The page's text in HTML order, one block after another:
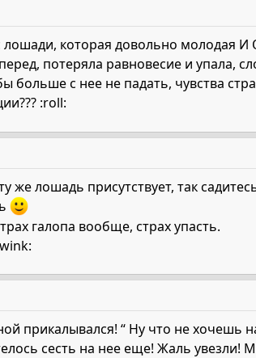
лошади, которая довольно молодая
потеряла равновесие и упала,
больше с нее не падать, чувства
:roll:
же лошадь присутствует, так
галопа вообще, страх упасть.
прикалывался! “ Ну что не хочешь
сесть на нее еще! Жаль